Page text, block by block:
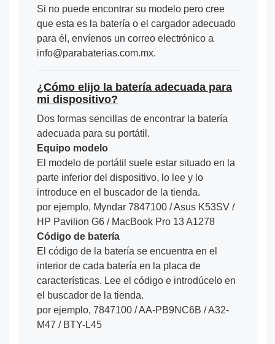
Si no puede encontrar su modelo pero cree
que esta es la batería o el cargador adecuado
para él, envíenos un correo electrónico a
info@parabaterias.com.mx.
¿Cómo elijo la batería adecuada para
mi dispositivo?
Dos formas sencillas de encontrar la batería
adecuada para su portátil.
Equipo modelo
El modelo de portátil suele estar situado en la
parte inferior del dispositivo, lo lee y lo
introduce en el buscador de la tienda.
por ejemplo, Myndar 7847100 / Asus K53SV /
HP Pavilion G6 / MacBook Pro 13 A1278
Código de batería
El código de la batería se encuentra en el
interior de cada batería en la placa de
características. Lee el código e introdúcelo en
el buscador de la tienda.
por ejemplo, 7847100 / AA-PB9NC6B / A32-
M47 / BTY-L45